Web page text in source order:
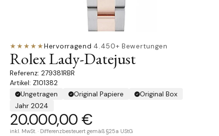
★★★★★Hervorragend·4.450+ Bewertungen
Rolex Lady-Datejust
279381RBR
Artikel: Z101382
Ungetragen
Original Papiere
Original Box
Jahr 2024
20.000,00 €
inkl. MwSt. · Differenzbesteuert gemäß §25a UStG